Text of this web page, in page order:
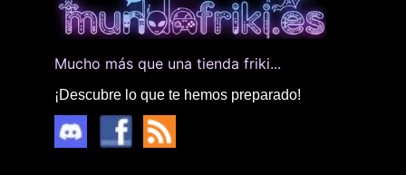
Mucho más que una tienda friki...
¡Descubre lo que te hemos preparado!